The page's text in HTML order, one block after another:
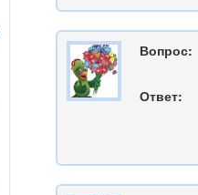
Вопрос:
Ответ: